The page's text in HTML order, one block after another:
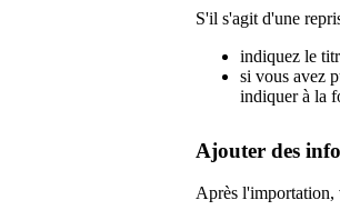
S'il s'agit d'une
indiquez le
si vous avez
indiquer à la
Ajouter des
Après l'importation,